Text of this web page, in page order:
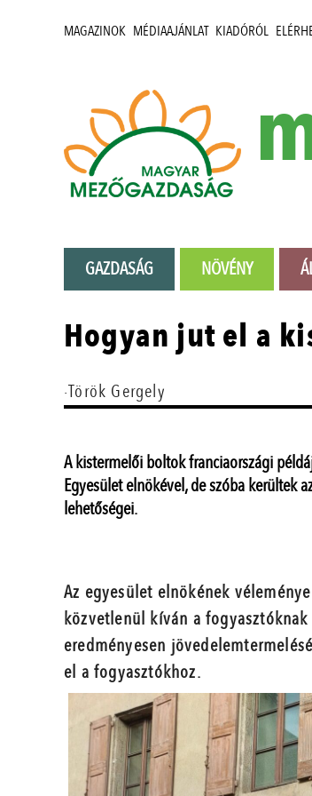
MAGAZINOK MÉDIAAJÁNLAT KIADÓRÓL
GAZDASÁG NÖVÉNY
Hogyan jut el a
·Török Gergely
A kistermelői boltok franciaországi
Egyesület elnökével, de szóba kerültek
lehetőségei.
Az egyesület elnökének
közvetlenül kíván a
eredményesen
el a fogyasztókhoz.